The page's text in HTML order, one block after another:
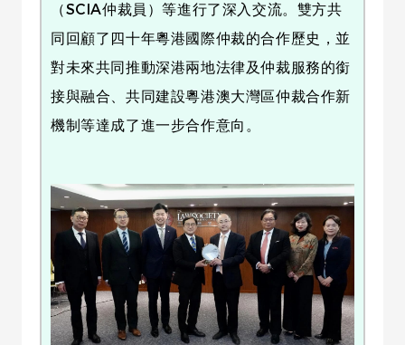
（SCIA仲裁員）等進行了深入交流。雙方共
同回顧了四十年粵港國際仲裁的合作歷史，並
對未來共同推動深港兩地法律及仲裁服務的銜
接與融合、共同建設粵港澳大灣區仲裁合作新
機制等達成了進一步合作意向。